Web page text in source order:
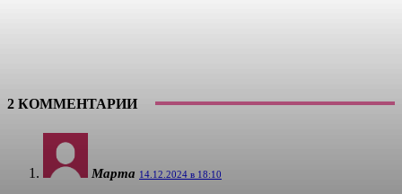
2 КОММЕНТАРИИ
Марта 14.12.2024 в 18:10